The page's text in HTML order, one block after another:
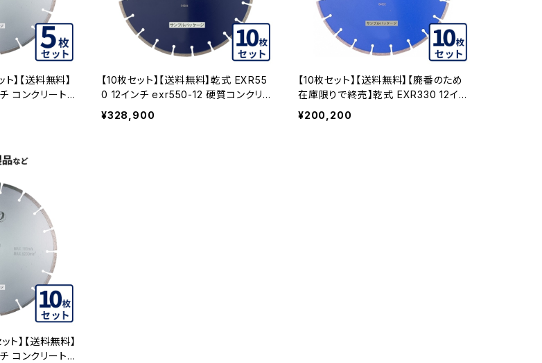
】【送料無料】
コンクリート2
EXR260-12-
【10枚セット】【送料無料】乾式 EXR55
0 12インチ exr550-12 硬質コンクリー
ト・みかげ石など EXR550-12-10
¥328,900
【10枚セット】【送料無料】【廃番のため
在庫限りで終売】乾式 EXR330 12イン
チ exr330-12 コンクリート二次製品
など EXR330-12-10
¥200,200
ト】【送料無料】
コンクリート2